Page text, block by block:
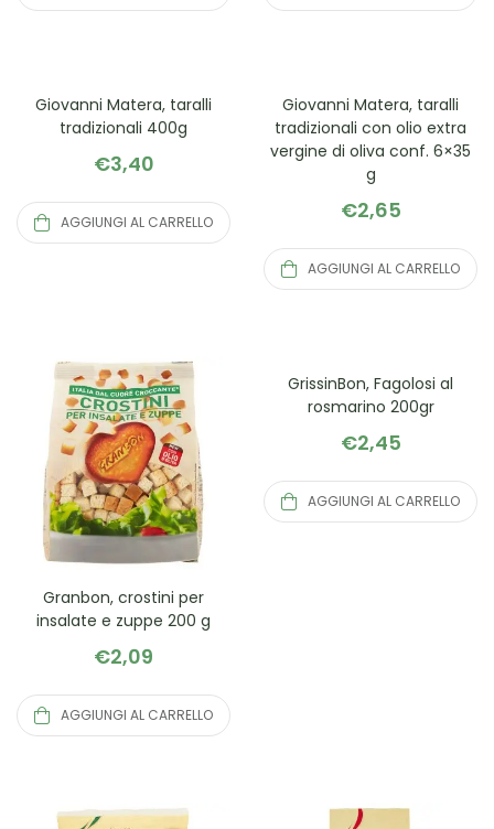
Giovanni Matera, taralli
tradizionali 400g
€3,40
AGGIUNGI AL CARRELLO
Giovanni Matera, taralli
tradizionali con olio extra
vergine di oliva conf. 6×35
g
€2,65
AGGIUNGI AL CARRELLO
Granbon, crostini per
insalate e zuppe 200 g
€2,09
AGGIUNGI AL CARRELLO
GrissinBon, Fagolosi al
rosmarino 200gr
€2,45
AGGIUNGI AL CARRELLO